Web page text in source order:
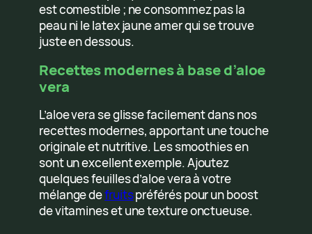
est comestible ; ne consommez pas la
peau ni le latex jaune amer qui se trouve
juste en dessous.
Recettes modernes à base d’aloe
vera
L’aloe vera se glisse facilement dans nos
recettes modernes, apportant une touche
originale et nutritive. Les smoothies en
sont un excellent exemple. Ajoutez
quelques feuilles d’aloe vera à votre
mélange defruitspréférés pour un boost
de vitamines et une texture onctueuse.